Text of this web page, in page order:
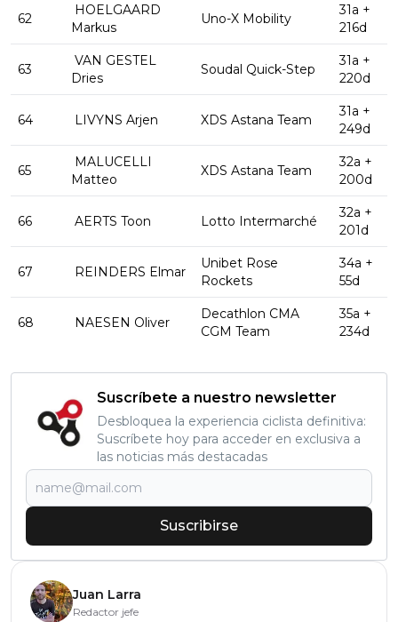
62
HOELGAARD
Markus
Uno-X Mobility
31a +
216d
63
VAN GESTEL
Dries
Soudal Quick-Step
31a +
220d
64 LIVYNS Arjen XDS Astana Team
31a +
249d
65
MALUCELLI
Matteo
XDS Astana Team
32a +
200d
66 AERTS Toon Lotto Intermarché
32a +
201d
67 REINDERS Elmar
Unibet Rose
Rockets
34a +
55d
68 NAESEN Oliver
Decathlon CMA
CGM Team
35a +
234d
Suscríbete a nuestro newsletter
Desbloquea la experiencia ciclista definitiva:
Suscríbete hoy para acceder en exclusiva a
las noticias más destacadas
Suscribirse
Juan Larra
Redactor jefe